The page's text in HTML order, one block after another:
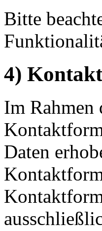
Bitte
4)
Im Rahmen
Daten